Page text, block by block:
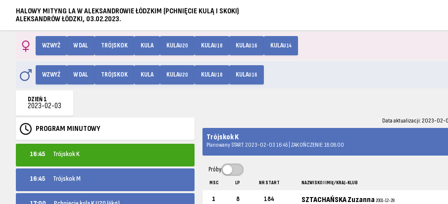
HALOWY MITYNG LA W ALEKSANDROWIE ŁÓDZKIM (PCHNIĘCIE KULĄ I SKOKI)
ALEKSANDRÓW ŁÓDZKI, 03.02.2023.
WZWYŻ W DAL TRÓJSKOK KULA KULAU20 KULAU18 KULAU16 KULAU14
WZWYŻ W DAL TRÓJSKOK KULA KULAU20 KULAU18 KULAU16
DZIEŃ 1
2023-02-03
PROGRAM MINUTOWY
16:45 Trójskok K
16:45 Trójskok M
Data aktualizacji: 2023-02-
Trójskok K
Planowany START: 2023-02-03 16:45 | ZAKOŃCZENIE: 18:08:00
Próby
MSC LP NR START NAZWISKO I IMIĘ / KRAJ-KLUB
1 8 184 SZTACHAŃSKA Zuzanna2001-12-28